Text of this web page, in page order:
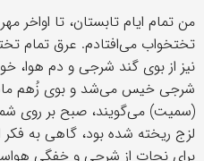
من تمام ایام تابستان، تا اواخر
تختخواب می‌افتادم. عرق تمام
نیز از بوی گند شرجی و دم هوا،
شرجی خیس می‌شد و بوی زُهم
(سمیت) می‌گویند، صبح بر روی
لزج ریخته شده بود، گاهی به
برای نجات از شرجی و خفگی